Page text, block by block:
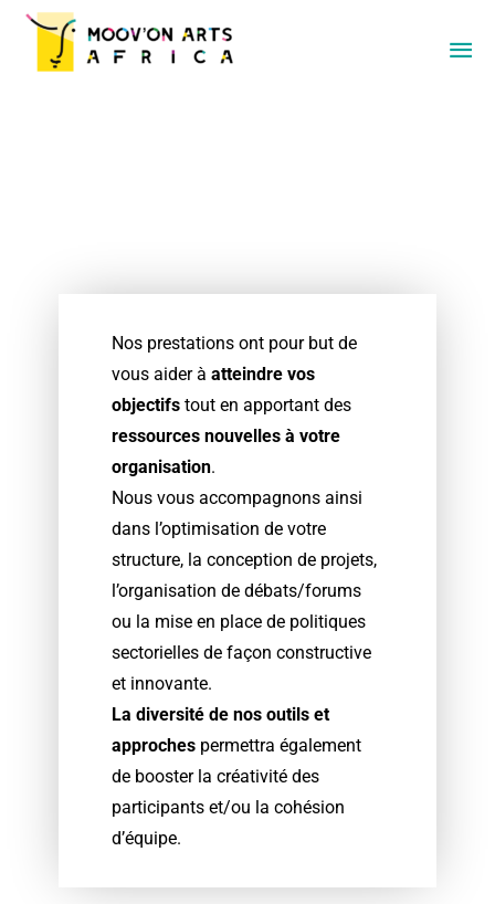
Nos prestations ont pour but de
vous aider à atteindre vos
objectifstout en apportant des
ressources nouvelles à votre
organisation.
Nous vous accompagnons ainsi
dans l’optimisation de votre
structure, la conception de projets,
l’organisation de débats/forums
ou la mise en place de politiques
sectorielles de façon constructive
et innovante.
La diversité de nos outils et
approchespermettra également
de booster la créativité des
participants et/ou la cohésion
d’équipe.